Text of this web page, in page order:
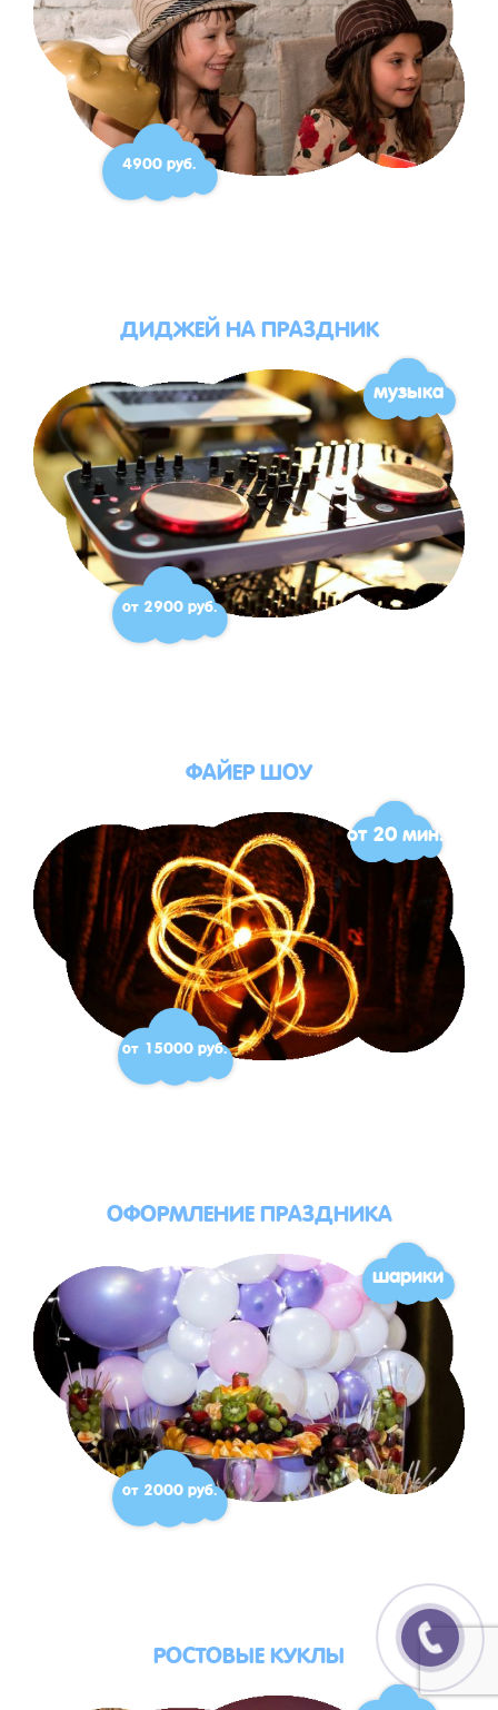
4900 руб.
ДИДЖЕЙ НА ПРАЗДНИК
музыка
от 2900 руб.
ФАЙЕР ШОУ
от 20 мин.
от 15000 руб.
ОФОРМЛЕНИЕ ПРАЗДНИКА
шарики
от 2000 руб.
РОСТОВЫЕ КУКЛЫ